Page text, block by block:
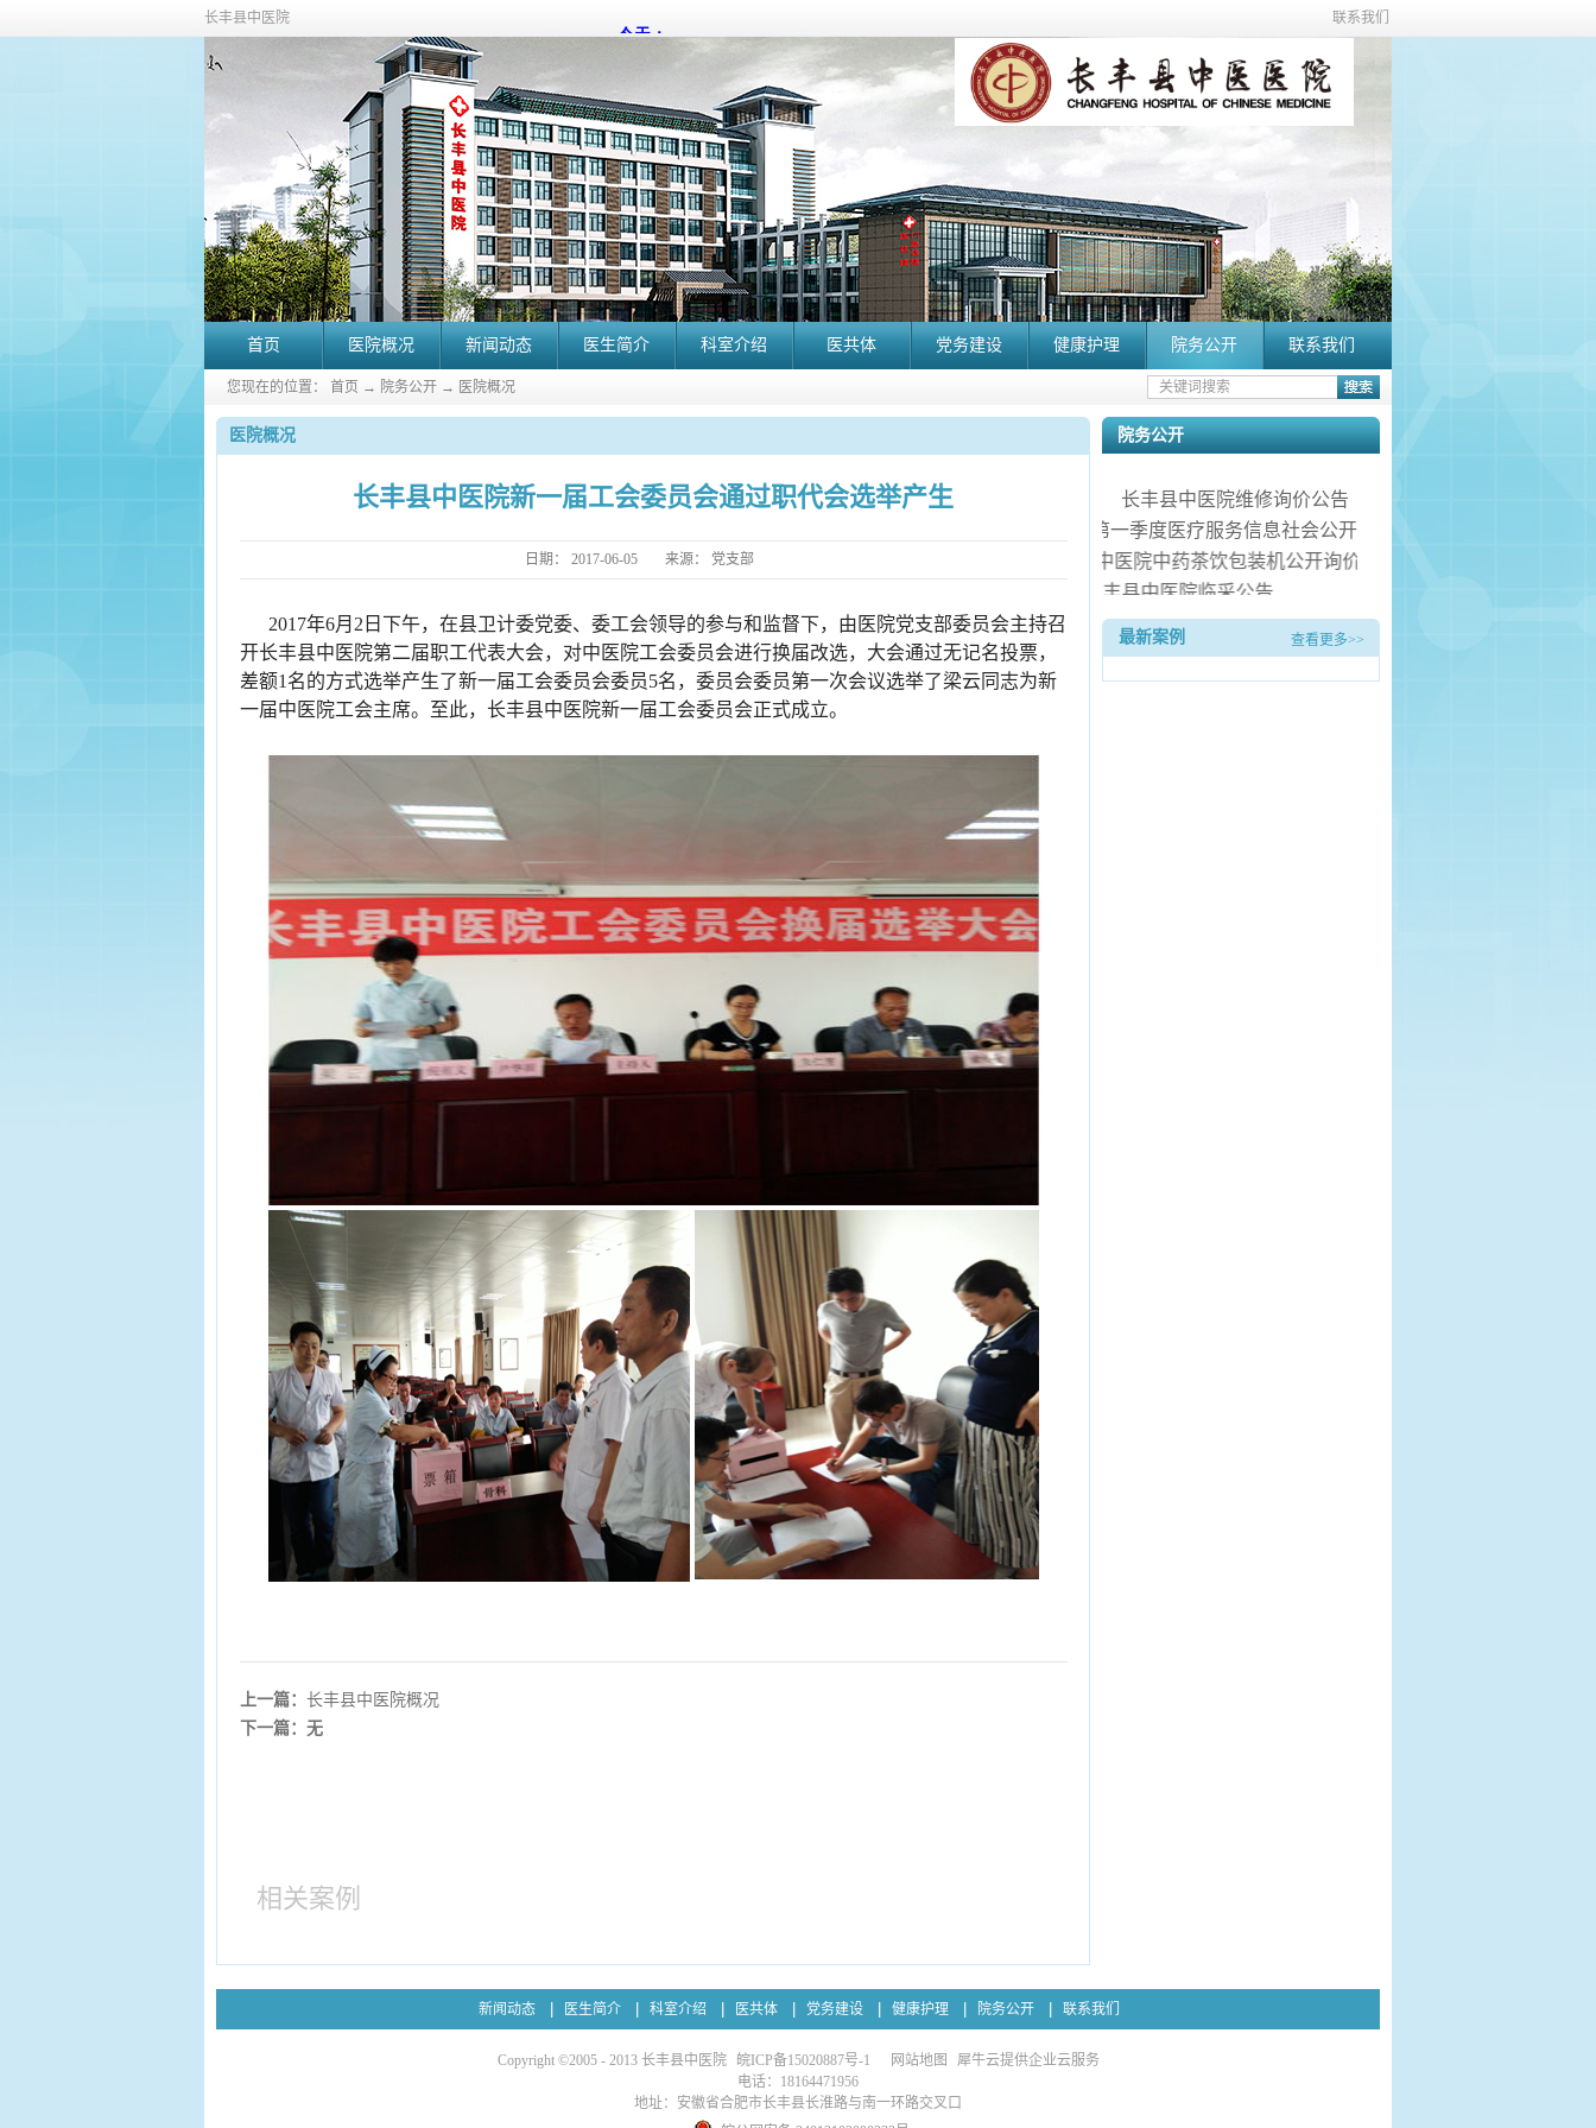
长丰县中医院 联系我们
首页 医院概况 新闻动态 医生简介 科室介绍 医共体 党务建设 健康护理 院务公开 联系我们
您现在的位置： 首页 → 院务公开 → 医院概况
院务公开
长丰县中医院维修询价公告
长丰县中医院2026年第一季度医疗服务信息社会公开
长丰县中医院中药茶饮包装机公开询价公告
长丰县中医院临采公告
长丰县中医院询价公告
长丰县中医院病房电热水器安装服务项目（二次） 中标候选人公示
最新案例 查看更多>>
医院概况
长丰县中医院新一届工会委员会通过职代会选举产生
日期： 2017-06-05 来源： 党支部
2017年6月2日下午，在县卫计委党委、委工会领导的参与和监督下，由医院党支部委员会主持召
开长丰县中医院第二届职工代表大会，对中医院工会委员会进行换届改选，大会通过无记名投票，
差额1名的方式选举产生了新一届工会委员会委员5名，委员会委员第一次会议选举了梁云同志为新
一届中医院工会主席。至此，长丰县中医院新一届工会委员会正式成立。
上一篇： 长丰县中医院概况
下一篇：无
相关案例
新闻动态 医生简介 科室介绍 医共体 党务建设 健康护理 院务公开 联系我们
Copyright ©2005 - 2013 长丰县中医院 皖ICP备15020887号-1 网站地图 犀牛云提供企业云服务
地址：安徽省合肥市长丰县长淮路与南一环路交叉口
电话：18164471956